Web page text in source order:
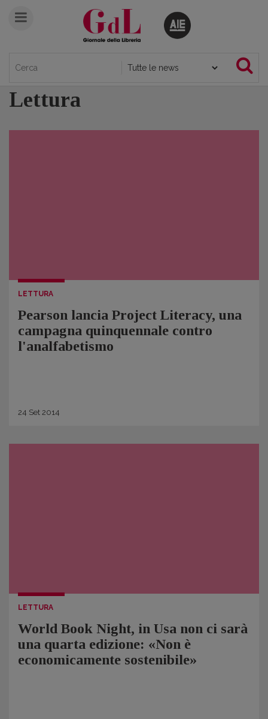
Lettura
LETTURA
Pearson lancia Project Literacy, una
campagna quinquennale contro
l'analfabetismo
24 Set 2014
LETTURA
World Book Night, in Usa non ci sarà
una quarta edizione: «Non è
economicamente sostenibile»